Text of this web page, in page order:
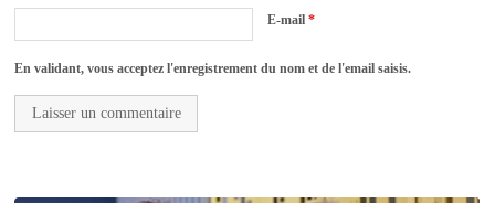
E-mail*
En validant, vous acceptez l'enregistrement du nom et de l'email saisis.